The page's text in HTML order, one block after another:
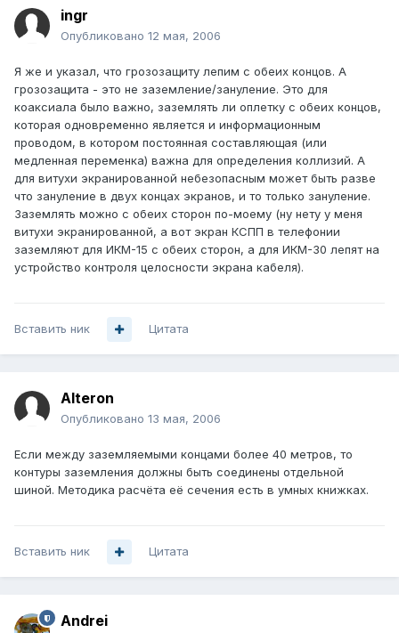
ingr
Опубликовано 12 мая, 2006
Я же и указал, что грозозащиту лепим с обеих концов. А
грозозащита - это не заземление/зануление. Это для
коаксиала было важно, заземлять ли оплетку с обеих концов,
которая одновременно является и информационным
проводом, в котором постоянная составляющая (или
медленная переменка) важна для определения коллизий. А
для витухи экранированной небезопасным может быть разве
что зануление в двух концах экранов, и то только зануление.
Заземлять можно с обеих сторон по-моему (ну нету у меня
витухи экранированной, а вот экран КСПП в телефонии
заземляют для ИКМ-15 с обеих сторон, а для ИКМ-30 лепят на
устройство контроля целосности экрана кабеля).
Вставить ник Цитата
Alteron
Опубликовано 13 мая, 2006
Если между заземляемыми концами более 40 метров, то
контуры заземления должны быть соединены отдельной
шиной. Методика расчёта её сечения есть в умных книжках.
Вставить ник Цитата
Andrei